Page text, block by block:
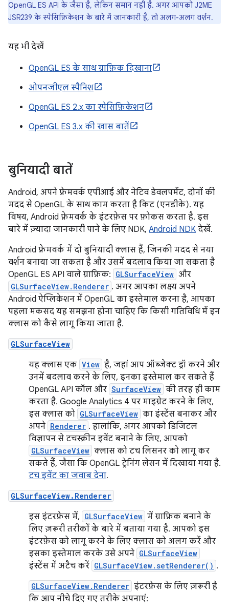
OpenGL ES API के जैसा है, लेकिन समान नहीं है. अगर आपको J2ME
JSR239 के स्पेसिफ़िकेशन के बारे में जानकारी है, तो अलग-अलग वर्शन.
यह भी देखें
OpenGL ES के साथ ग्राफ़िक दिखाना
ओपनजीएल स्पैनिश
OpenGL ES 2.x का स्पेसिफ़िकेशन
OpenGL ES 3.x की खास बातें
बुनियादी बातें
Android, अपने फ़्रेमवर्क एपीआई और नेटिव डेवलपमेंट, दोनों की
मदद से OpenGL के साथ काम करता है किट (एनडीके). यह
विषय, Android फ़्रेमवर्क के इंटरफ़ेस पर फ़ोकस करता है. इस
बारे में ज़्यादा जानकारी पाने के लिए NDK, Android NDK देखें.
Android फ़्रेमवर्क में दो बुनियादी क्लास हैं, जिनकी मदद से नया
वर्शन बनाया जा सकता है और उसमें बदलाव किया जा सकता है
OpenGL ES API वाले ग्राफ़िक: GLSurfaceView और
GLSurfaceView.Renderer . अगर आपका लक्ष्य अपने
Android ऐप्लिकेशन में OpenGL का इस्तेमाल करना है, आपका
पहला मकसद यह समझना होना चाहिए कि किसी गतिविधि में इन
क्लास को कैसे लागू किया जाता है.
GLSurfaceView
यह क्लास एक View है, जहां आप ऑब्जेक्ट ड्रॉ करने और
उनमें बदलाव करने के लिए, इनका इस्तेमाल कर सकते हैं
OpenGL API कॉल और SurfaceView की तरह ही काम
करता है. Google Analytics 4 पर माइग्रेट करने के लिए,
इस क्लास को GLSurfaceView का इंस्टेंस बनाकर और
अपने Renderer . हालांकि, अगर आपको डिजिटल
विज्ञापन से टचस्क्रीन इवेंट बनाने के लिए, आपको
GLSurfaceView क्लास को टच लिसनर को लागू कर
सकते हैं, जैसा कि OpenGL ट्रेनिंग लेसन में दिखाया गया है.
टच इवेंट का जवाब देना.
GLSurfaceView.Renderer
इस इंटरफ़ेस में, GLSurfaceView में ग्राफ़िक बनाने के
लिए ज़रूरी तरीकों के बारे में बताया गया है. आपको इस
इंटरफ़ेस को लागू करने के लिए क्लास को अलग करें और
इसका इस्तेमाल करके उसे अपने GLSurfaceView
इंस्टेंस में अटैच करें GLSurfaceView.setRenderer() .
GLSurfaceView.Renderer इंटरफ़ेस के लिए ज़रूरी है
कि आप नीचे दिए गए तरीके अपनाएं: